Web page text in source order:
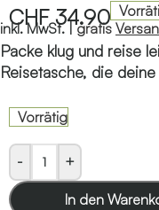
CHF34.90
inkl. MwSt. |gratis
Packe klug und reise
Reisetasche, die
Vorrätig
- +
In den